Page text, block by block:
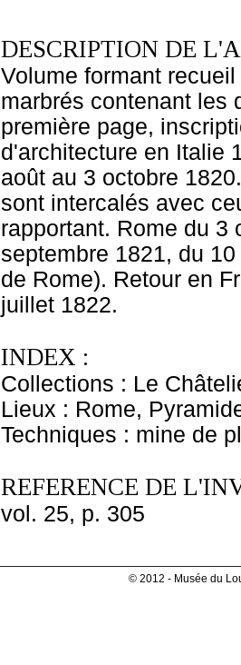
DESCRIPTION DE
Volume formant
marbrés contenant les
première page,
d'architecture en Italie
août au 3 octobre
sont intercalés avec
rapportant. Rome du 3
septembre 1821, du
de Rome). Retour en
juillet 1822.
INDEX :
Collections : Le
Lieux : Rome,
Techniques : mine de
REFERENCE DE
vol. 25, p. 305
© 2012 - Musée du